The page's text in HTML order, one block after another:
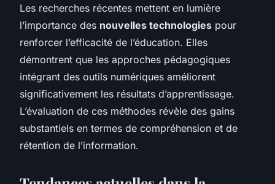
Les recherches récentes mettent en lumière
l’importance des nouvelles technologies pour
renforcer l’efficacité de l’éducation. Elles
démontrent que les approches pédagogiques
intégrant des outils numériques améliorent
significativement les résultats d’apprentissage.
L’évaluation de ces méthodes révèle des gains
substantiels en termes de compréhension et de
rétention de l’information.